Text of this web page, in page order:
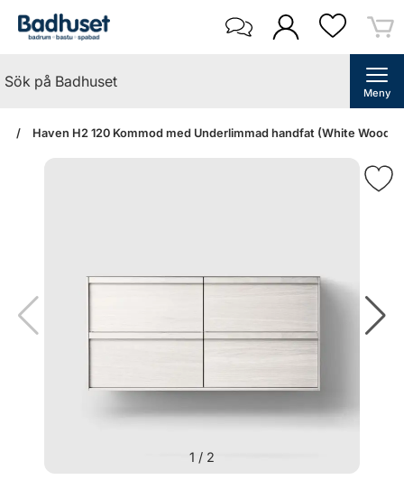
Meny
Haven H2 120 Kommod med Underlimmad handfat (White
1 / 2